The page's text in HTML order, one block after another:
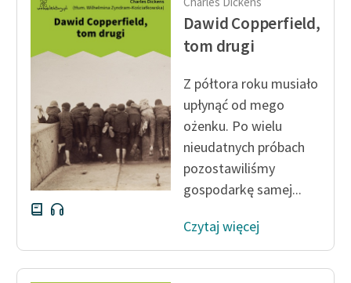
Dawid Copperfield,
tom drugi
Z półtora roku musiało
upłynąć od mego
ożenku. Po wielu
nieudatnych próbach
pozostawiliśmy
gospodarkę samej...
Czytaj więcej